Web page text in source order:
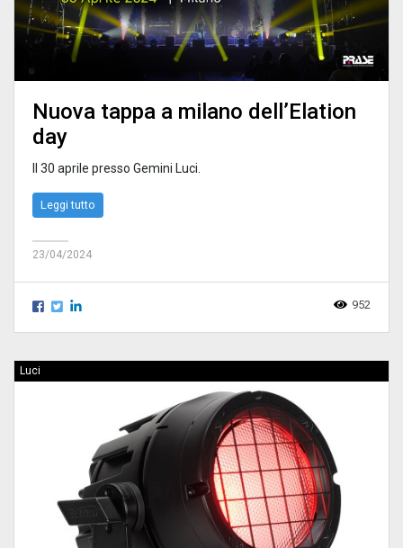
Nuova tappa a milano dell’Elation
day
Il 30 aprile presso Gemini Luci.
Leggi tutto
23/04/2024
952
Luci